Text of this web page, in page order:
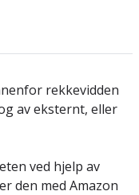
rekkevidden
av eksternt, eller
ved hjelp av
den med Amazon